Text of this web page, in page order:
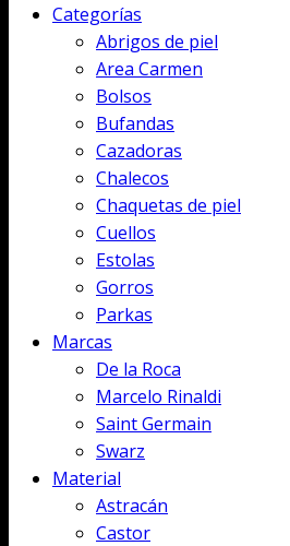
Categorías
Abrigos de piel
Area Carmen
Bolsos
Bufandas
Cazadoras
Chalecos
Chaquetas de piel
Cuellos
Estolas
Gorros
Parkas
Marcas
De la Roca
Marcelo Rinaldi
Saint Germain
Swarz
Material
Astracán
Castor